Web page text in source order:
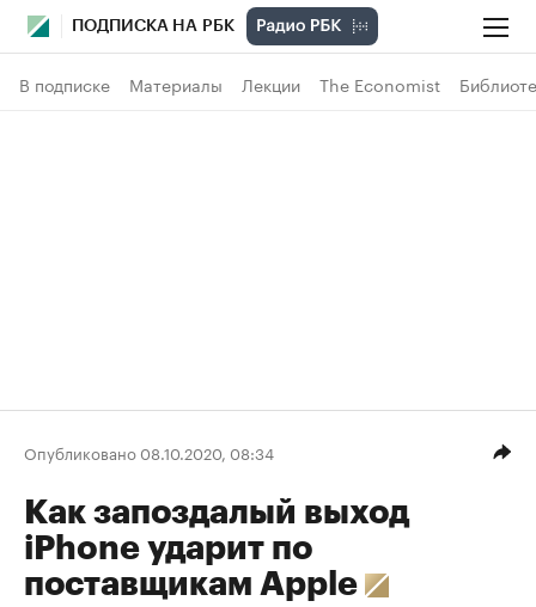
ПОДПИСКА НА РБК
В подписке Материалы Лекции The Economist
Опубликовано 08.10.2020, 08:34
Как запоздалый выход
iPhone ударит по
поставщикам Apple